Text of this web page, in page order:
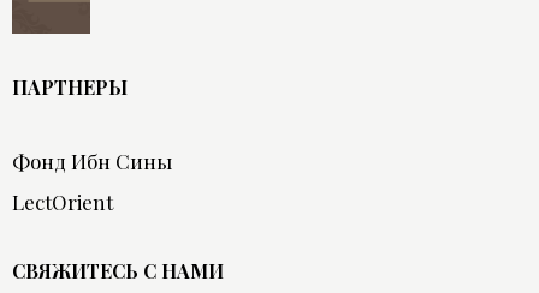
ПАРТНЕРЫ
Фонд Ибн Сины
LectOrient
СВЯЖИТЕСЬ С НАМИ